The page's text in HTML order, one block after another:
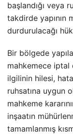
başlandığı veya
takdirde yapının
durdurulacağı
Bir bölgede
mahkemece
ilgilinin hilesi,
ruhsatına uygun
mahkeme
inşaatın
tamamlanmış